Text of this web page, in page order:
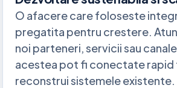
O afacere care foloseste
pregatita pentru crestere.
noi parteneri, servicii sau
acestea pot fi conectate rapid
reconstrui sistemele existente.